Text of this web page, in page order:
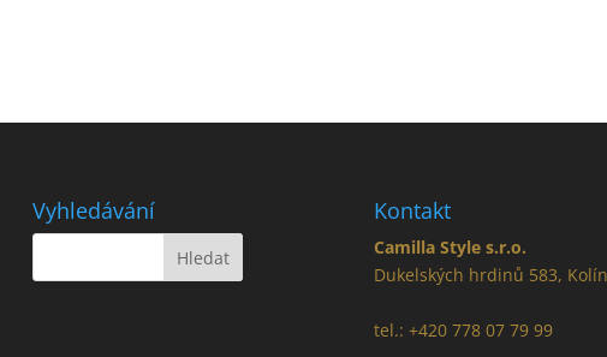
Vyhledávání Kontakt
Camilla Style s.r.o.
Dukelských hrdinů 583, Kolín
tel.: +420 778 07 79 99